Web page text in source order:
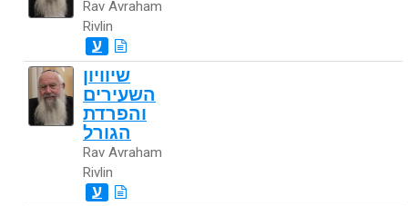
Rav Avraham
Rivlin
ע
שיוויון
השעירים
והפרדת
הגורל
Rav Avraham
Rivlin
ע